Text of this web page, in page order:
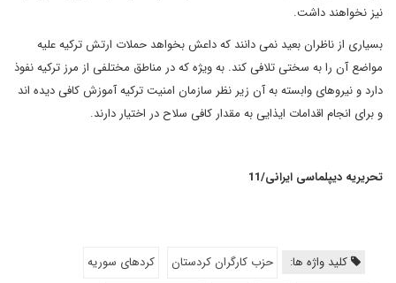
نیز نخواهند داشت.
بسیاری از ناظران بعید نمی دانند که داعش بخواهد حملات ارتش ترکیه علیه
مواضع آن را به سختی تلافی کند. به ویژه که در مناطق مختلفی از مرز ترکیه نفوذ
دارد و نیروهای وابسته به آن زیر نظر سازمان امنیت ترکیه آموزش کافی دیده اند
و برای انجام اقدامات ایذایی به مقدار کافی سلاح در اختیار دارند.
تحریریه دیپلماسی ایرانی/11
کلید واژه ها: حزب کارگران کردستان
کردهای سوریه